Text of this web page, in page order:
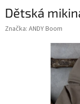
Dětská
Značka: ANDY Boom